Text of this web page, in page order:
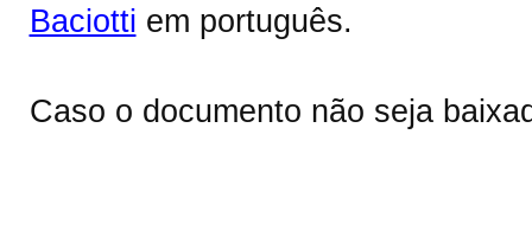
Baciotti em português.
Caso o documento não seja